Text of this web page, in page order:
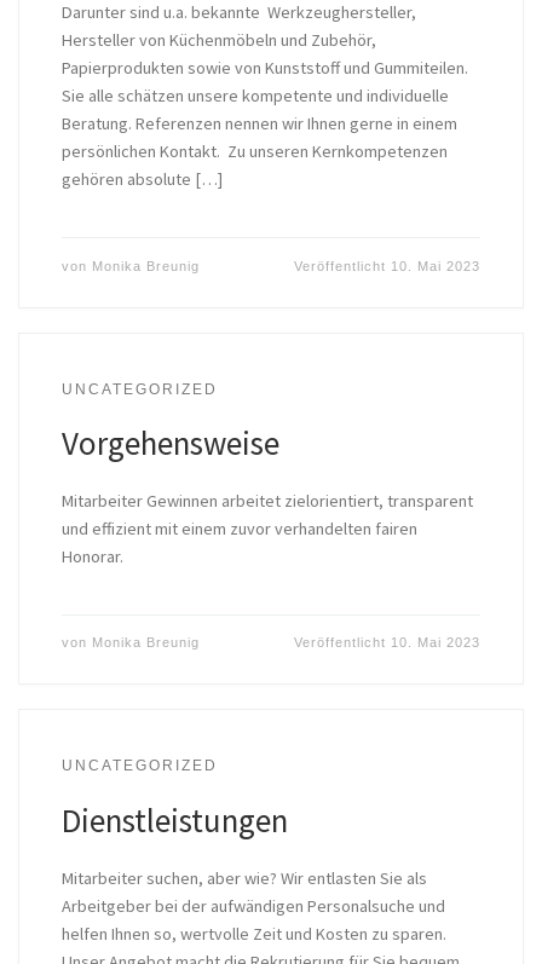
Darunter sind u.a. bekannte Werkzeughersteller,
Hersteller von Küchenmöbeln und Zubehör,
Papierprodukten sowie von Kunststoff und Gummiteilen.
Sie alle schätzen unsere kompetente und individuelle
Beratung. Referenzen nennen wir Ihnen gerne in einem
persönlichen Kontakt. Zu unseren Kernkompetenzen
gehören absolute […]
von Monika Breunig Veröffentlicht 10. Mai 2023
UNCATEGORIZED
Vorgehensweise
Mitarbeiter Gewinnen arbeitet zielorientiert, transparent
und effizient mit einem zuvor verhandelten fairen
Honorar.
von Monika Breunig Veröffentlicht 10. Mai 2023
UNCATEGORIZED
Dienstleistungen
Mitarbeiter suchen, aber wie? Wir entlasten Sie als
Arbeitgeber bei der aufwändigen Personalsuche und
helfen Ihnen so, wertvolle Zeit und Kosten zu sparen.